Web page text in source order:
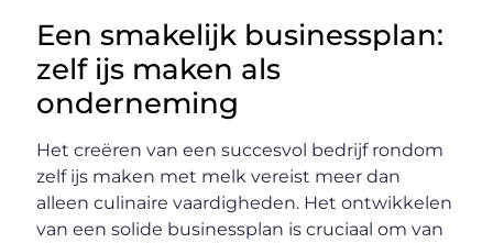
Een smakelijk businessplan:
zelf ijs maken als
onderneming
Het creëren van een succesvol bedrijf rondom
zelf ijs maken met melk vereist meer dan
alleen culinaire vaardigheden. Het ontwikkelen
van een solide businessplan is cruciaal om van